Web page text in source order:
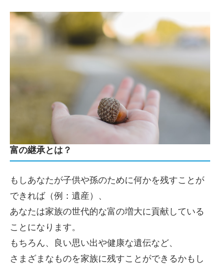
富の継承とは？
もしあなたが子供や孫のために何かを残すことが
できれば（例：遺産）、
あなたは家族の世代的な富の増大に貢献している
ことになります。
もちろん、良い思い出や健康な遺伝など、
さまざまなものを家族に残すことができるかもし